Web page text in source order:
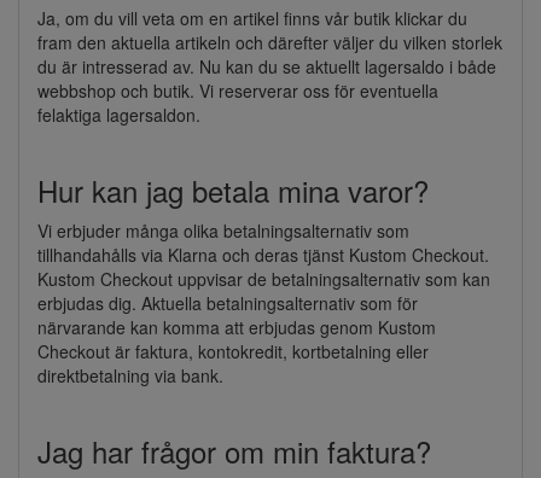
Ja, om du vill veta om en artikel finns vår butik klickar du
fram den aktuella artikeln och därefter väljer du vilken storlek
du är intresserad av. Nu kan du se aktuellt lagersaldo i både
webbshop och butik. Vi reserverar oss för eventuella
felaktiga lagersaldon.
Hur kan jag betala mina varor?
Vi erbjuder många olika betalningsalternativ som
tillhandahålls via Klarna och deras tjänst Kustom Checkout.
Kustom Checkout uppvisar de betalningsalternativ som kan
erbjudas dig. Aktuella betalningsalternativ som för
närvarande kan komma att erbjudas genom Kustom
Checkout är faktura, kontokredit, kortbetalning eller
direktbetalning via bank.
Jag har frågor om min faktura?